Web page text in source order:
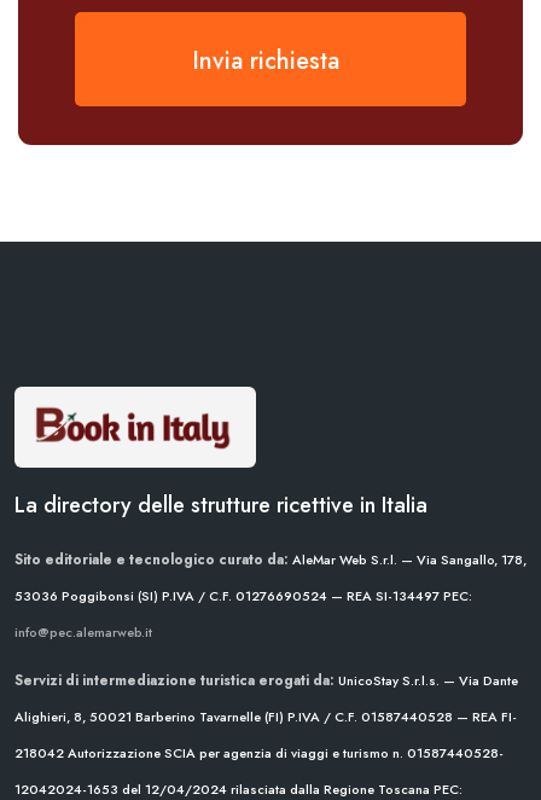
Invia richiesta
La directory delle strutture ricettive in Italia
Sito editoriale e tecnologico curato da: AleMar Web S.r.l. — Via Sangallo, 178,
53036 Poggibonsi (SI) P.IVA / C.F. 01276690524 — REA SI-134497PEC:
info@pec.alemarweb.it
Servizi di intermediazione turistica erogati da: UnicoStay S.r.l.s. — Via Dante
Alighieri, 8, 50021 Barberino Tavarnelle (FI) P.IVA / C.F. 01587440528 — REA FI-
218042Autorizzazione SCIA per agenzia di viaggi e turismo n. 01587440528-
12042024-1653 del 12/04/2024rilasciata dalla Regione Toscana PEC: